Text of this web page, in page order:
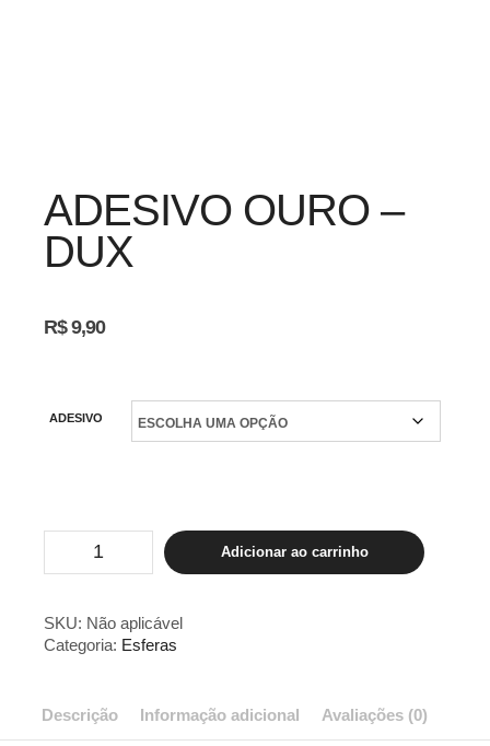
ADESIVO OURO –
DUX
R$9,90
ADESIVO
-
quantidade
Adicionar ao carrinho
SKU: Não aplicável
Categoria: Esferas
Descrição Informação adicional Avaliações (0)